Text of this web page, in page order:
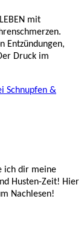
mit
Entzündungen,
Druck im
Schnupfen &
ich dir meine
Husten-Zeit! Hier
Nachlesen!